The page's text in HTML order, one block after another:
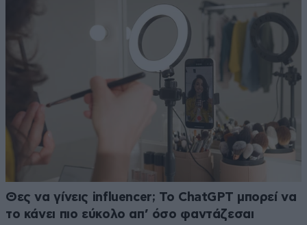
Θες να γίνεις influencer; Το ChatGPT μπορεί να
το κάνει πιο εύκολο απ’ όσο φαντάζεσαι